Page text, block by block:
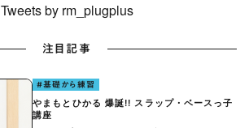
Tweets by rm_plugplus
注目記事
#基礎から練習
やまもとひかる 爆誕!! スラップ・ベースっ子
講座